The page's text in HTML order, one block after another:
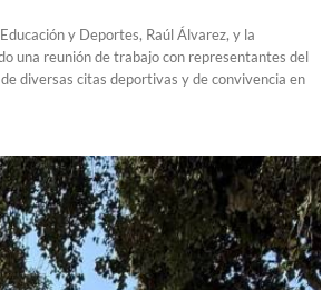
y Deportes, Raúl Álvarez, y la
una reunión de trabajo con representantes del
diversas citas deportivas y de convivencia en